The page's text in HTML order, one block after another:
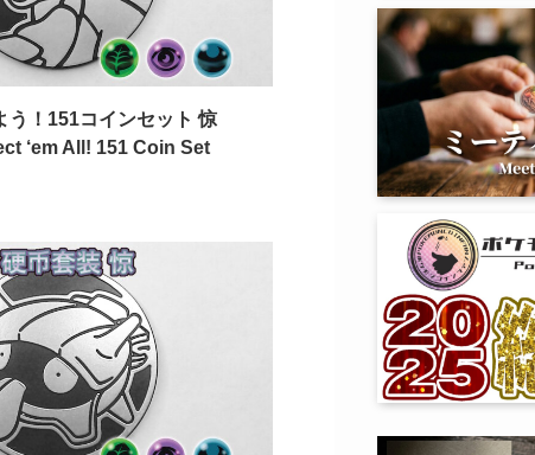
う！151コインセット 惊
‘em All! 151 Coin Set